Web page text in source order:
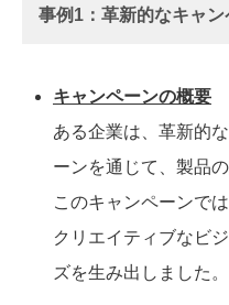
事例1：革新的なキャ
キャンペーンの概要
ある企業は、革新的
ーンを通じて、製品
このキャンペーンで
クリエイティブなビ
ズを生み出しました。